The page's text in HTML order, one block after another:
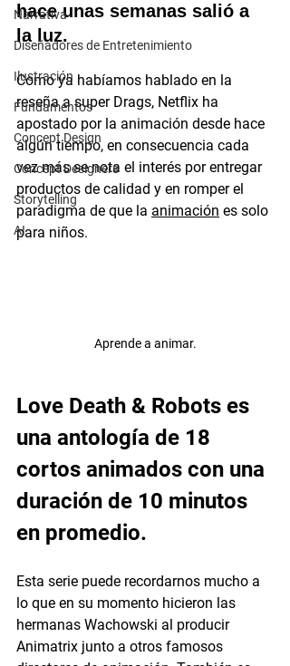
Narrativa
Diseñadores de Entretenimiento
Ilustración
Fundamentos
Concept Design
Concept Designers
Storytelling
AI
hace unas semanas salió a
la luz.
Como ya habíamos hablado en la
reseña a super Drags, Netflix ha
apostado por la animación desde hace
algún tiempo, en consecuencia cada
vez más se nota el interés por entregar
productos de calidad y en romper el
paradigma de que la animación es solo
para niños.
Aprende a animar.
Love Death & Robots es
una antología de 18
cortos animados con una
duración de 10 minutos
en promedio.
Esta serie puede recordarnos mucho a
lo que en su momento hicieron las
hermanas Wachowski al producir
Animatrix junto a otros famosos